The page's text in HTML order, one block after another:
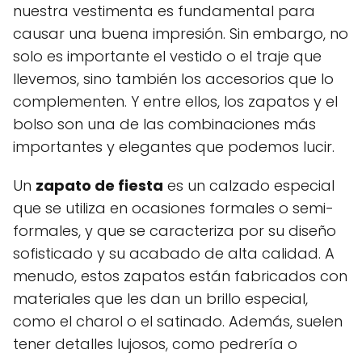
nuestra vestimenta es fundamental para
causar una buena impresión. Sin embargo, no
solo es importante el vestido o el traje que
llevemos, sino también los accesorios que lo
complementen. Y entre ellos, los zapatos y el
bolso son una de las combinaciones más
importantes y elegantes que podemos lucir.
Un zapato de fiesta es un calzado especial
que se utiliza en ocasiones formales o semi-
formales, y que se caracteriza por su diseño
sofisticado y su acabado de alta calidad. A
menudo, estos zapatos están fabricados con
materiales que les dan un brillo especial,
como el charol o el satinado. Además, suelen
tener detalles lujosos, como pedrería o